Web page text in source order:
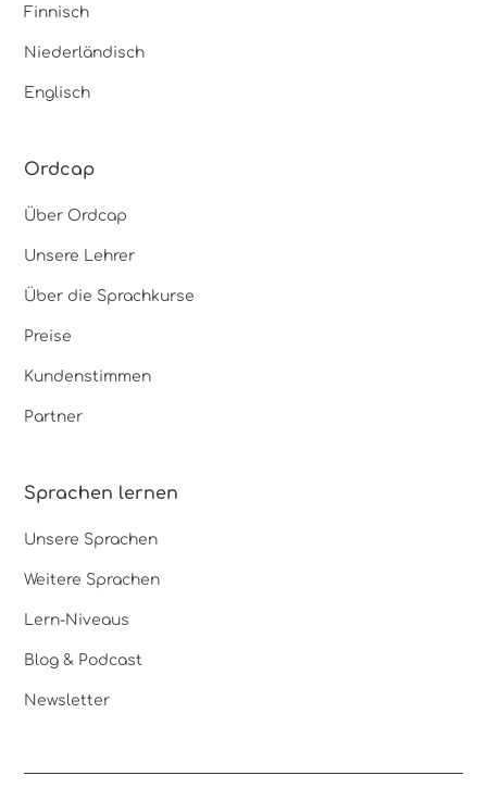
Finnisch
Niederländisch
Englisch
Ordcap
Über Ordcap
Unsere Lehrer
Über die Sprachkurse
Preise
Kundenstimmen
Partner
Sprachen lernen
Unsere Sprachen
Weitere Sprachen
Lern-Niveaus
Blog & Podcast
Newsletter